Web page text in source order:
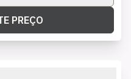
PREÇO